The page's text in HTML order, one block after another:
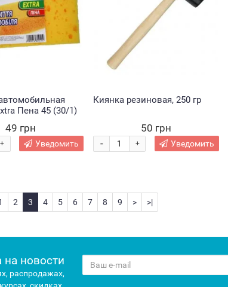
Пена 45 (30/1)
49 грн
+ Уведомить
Киянка резиновая, 250 гр
50 грн
+
- Уведомить
2 3 4 5 6 7 8 9 > >|
на новости
распродажах,
скидках.